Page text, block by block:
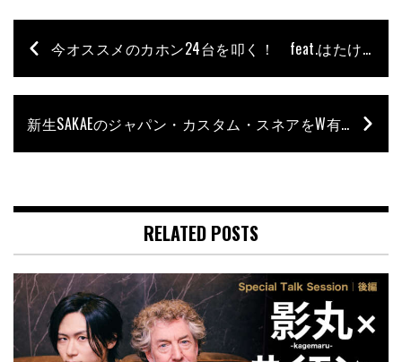
今オススメのカホン24台を叩く！ feat.はたけやま裕
新生SAKAEのジャパン・カスタム・スネアをW有松が検証！
RELATED POSTS